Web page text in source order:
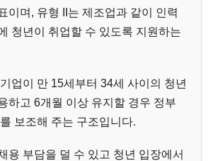
이며, 유형 II는 제조업과 같이 인력
청년이 취업할 수 있도록 지원하는
업이 만 15세부터 34세 사이의 청년
하고 6개월 이상 유지할 경우 정부
보조해 주는 구조입니다.
용 부담을 덜 수 있고 청년 입장에서